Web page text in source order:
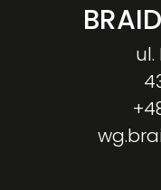
ul.